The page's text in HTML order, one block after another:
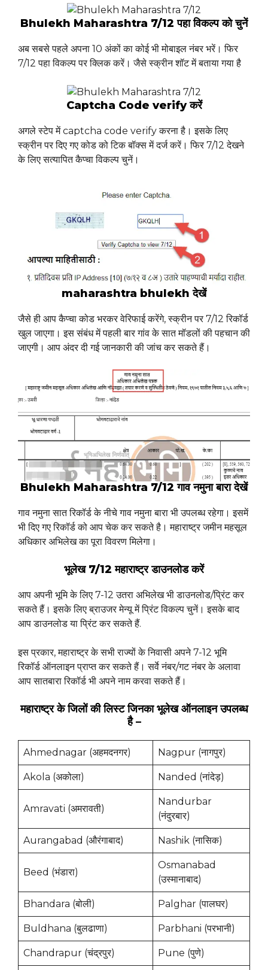
Bhulekh Maharashtra 7/12 पहा विकल्प को चुनें
अब सबसे पहले अपना 10 अंकों का कोई भी मोबाइल नंबर भरें। फिर
7/12 पहा विकल्प पर क्लिक करें। जैसे स्क्रीन शॉट में बताया गया है
Captcha Code verify करें
अगले स्टेप में captcha code verify करना है। इसके लिए
स्क्रीन पर दिए गए कोड को टिक बॉक्स में दर्ज करें। फिर 7/12 देखने
के लिए सत्यापित कैप्चा विकल्प चुनें।
maharashtra bhulekh देखें
जैसे ही आप कैप्चा कोड भरकर वेरिफाई करेंगे, स्क्रीन पर 7/12 रिकॉर्ड
खुल जाएगा। इस संबंध में पहली बार गांव के सात मॉडलों की पहचान की
जाएगी। आप अंदर दी गई जानकारी की जांच कर सकते हैं।
Bhulekh Maharashtra 7/12 गाव नमुना बारा देखें
गाव नमुना सात रिकॉर्ड के नीचे गाव नमुना बारा भी उपलब्ध रहेगा। इसमें
भी दिए गए रिकॉर्ड को आप चेक कर सकते है। महाराष्ट्र जमीन महसूल
अधिकार अभिलेख का पूरा विवरण मिलेगा।
भूलेख 7/12 महाराष्ट्र डाउनलोड करें
आप अपनी भूमि के लिए 7-12 उतरा अभिलेख भी डाउनलोड/प्रिंट कर
सकते हैं। इसके लिए ब्राउजर मेन्यू में प्रिंट विकल्प चुनें। इसके बाद
आप डाउनलोड या प्रिंट कर सकते हैं.
इस प्रकार, महाराष्ट्र के सभी राज्यों के निवासी अपने 7-12 भूमि
रिकॉर्ड ऑनलाइन प्राप्त कर सकते हैं। सर्वे नंबर/गट नंबर के अलावा
आप सातबारा रिकॉर्ड भी अपने नाम करवा सकते हैं।
महाराष्ट्र के जिलों की लिस्ट जिनका भूलेख ऑनलाइन उपलब्ध
है –
Ahmednagar (अहमदनगर) Nagpur (नागपुर)
Akola (अकोला) Nanded (नांदेड़)
Amravati (अमरावती)
Nandurbar
(नंदुरबार)
Aurangabad (औरंगाबाद) Nashik (नासिक)
Beed (भंडारा)
Osmanabad
(उस्मानाबाद)
Bhandara (बोली) Palghar (पालघर)
Buldhana (बुलढाणा) Parbhani (परभानी)
Chandrapur (चंद्रपुर) Pune (पुणे)